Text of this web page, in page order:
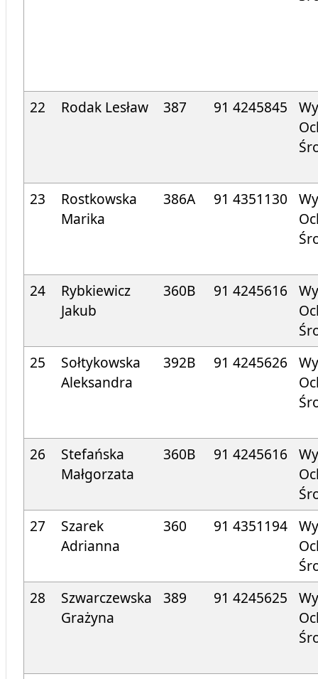
22 Rodak Lesław 387 91 4245845
23
Rostkowska
Marika
386A 91 4351130
24
Rybkiewicz
Jakub
360B 91 4245616
25
Sołtykowska
Aleksandra
392B 91 4245626
26
Stefańska
Małgorzata
360B 91 4245616
27
Szarek
Adrianna
360 91 4351194
28
Szwarczewska
Grażyna
389 91 4245625